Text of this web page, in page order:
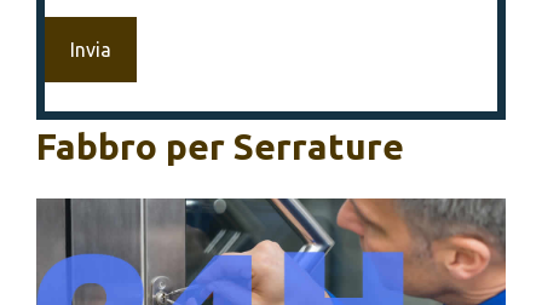
Fabbro per Serrature